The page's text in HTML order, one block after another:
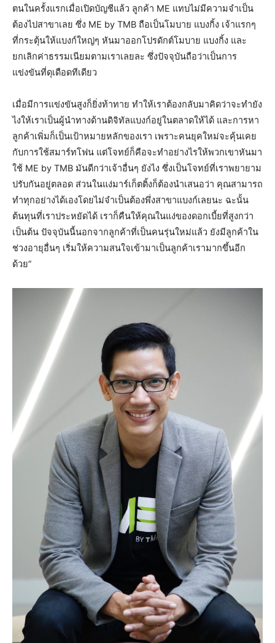
ตนในครั้งแรกเมื่อเปิดบัญชีแล้ว ลูกค้า ME แทบไม่มีความจำเป็น
ต้องไปสาขาเลย ซึ่ง ME by TMB ถือเป็นโมบาย แบงกิ้ง เจ้าแรกๆ
ที่กระตุ้นให้แบงก์ใหญ่ๆ หันมาออกโปรดักต์โมบาย แบงกิ้ง และ
ยกเลิกค่าธรรมเนียมตามเราเลยละ ซึ่งปัจจุบันถือว่าเป็นการ
แข่งขันที่ดุเดือดทีเดียว
เมื่อมีการแข่งขันสูงก็ยิ่งท้าทาย ทำให้เราต้องกลับมาคิดว่าจะทำยัง
ไงให้เราเป็นผู้นำทางด้านดิจิทัลแบงก์อยู่ในตลาดให้ได้ และการหา
ลูกค้าเพิ่มก็เป็นเป้าหมายหลักของเรา เพราะคนยุคใหม่จะคุ้นเคย
กับการใช้สมาร์ทโฟน แต่โจทย์ก็คือจะทำอย่างไรให้พวกเขาหันมา
ใช้ ME by TMB มันดีกว่าเจ้าอื่นๆ ยังไง ซึ่งเป็นโจทย์ที่เราพยายาม
ปรับกันอยู่ตลอด ส่วนในแง่มาร์เก็ตติ้งก็ต้องนำเสนอว่า คุณสามารถ
ทำทุกอย่างได้เองโดยไม่จำเป็นต้องพึ่งสาขาแบงก์เลยนะ ฉะนั้น
ต้นทุนที่เราประหยัดได้ เราก็คืนให้คุณในแง่ของดอกเบี้ยที่สูงกว่า
เป็นต้น ปัจจุบันนี้นอกจากลูกค้าที่เป็นคนรุ่นใหม่แล้ว ยังมีลูกค้าใน
ช่วงอายุอื่นๆ เริ่มให้ความสนใจเข้ามาเป็นลูกค้าเรามากขึ้นอีก
ด้วย”